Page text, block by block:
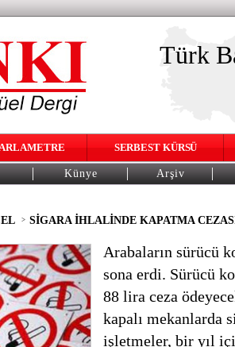
Türk
SERBEST KÜRSÜ
Künye Arşiv
> SİGARA İHLALİNDE KAPATMA
Arabaların sürücü
sona erdi. Sürücü
88 lira ceza
kapalı mekanlarda
işletmeler, bir yıl